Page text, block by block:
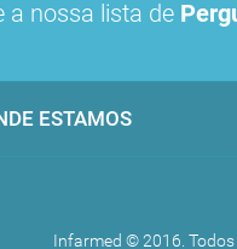
a nossa lista de
ESTAMOS
Infarmed © 2016.